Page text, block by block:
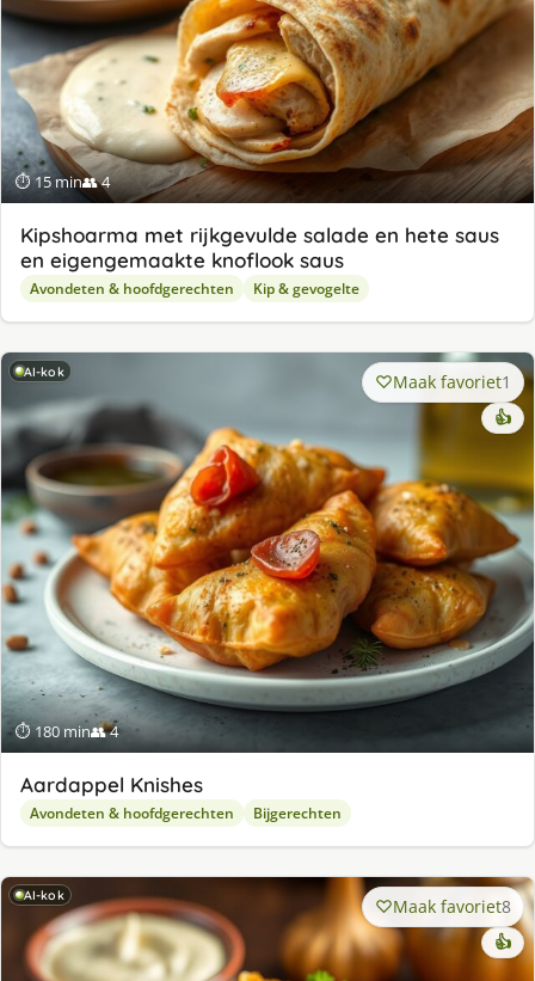
⏱ 15 min👥 4
Kipshoarma met rijkgevulde salade en hete saus
en eigengemaakte knoflook saus
Avondeten & hoofdgerechten Kip & gevogelte
AI-kok
⏱ 180 min👥 4
Maak favoriet1
👍
Aardappel Knishes
Avondeten & hoofdgerechten Bijgerechten
AI-kok Maak favoriet8
👍